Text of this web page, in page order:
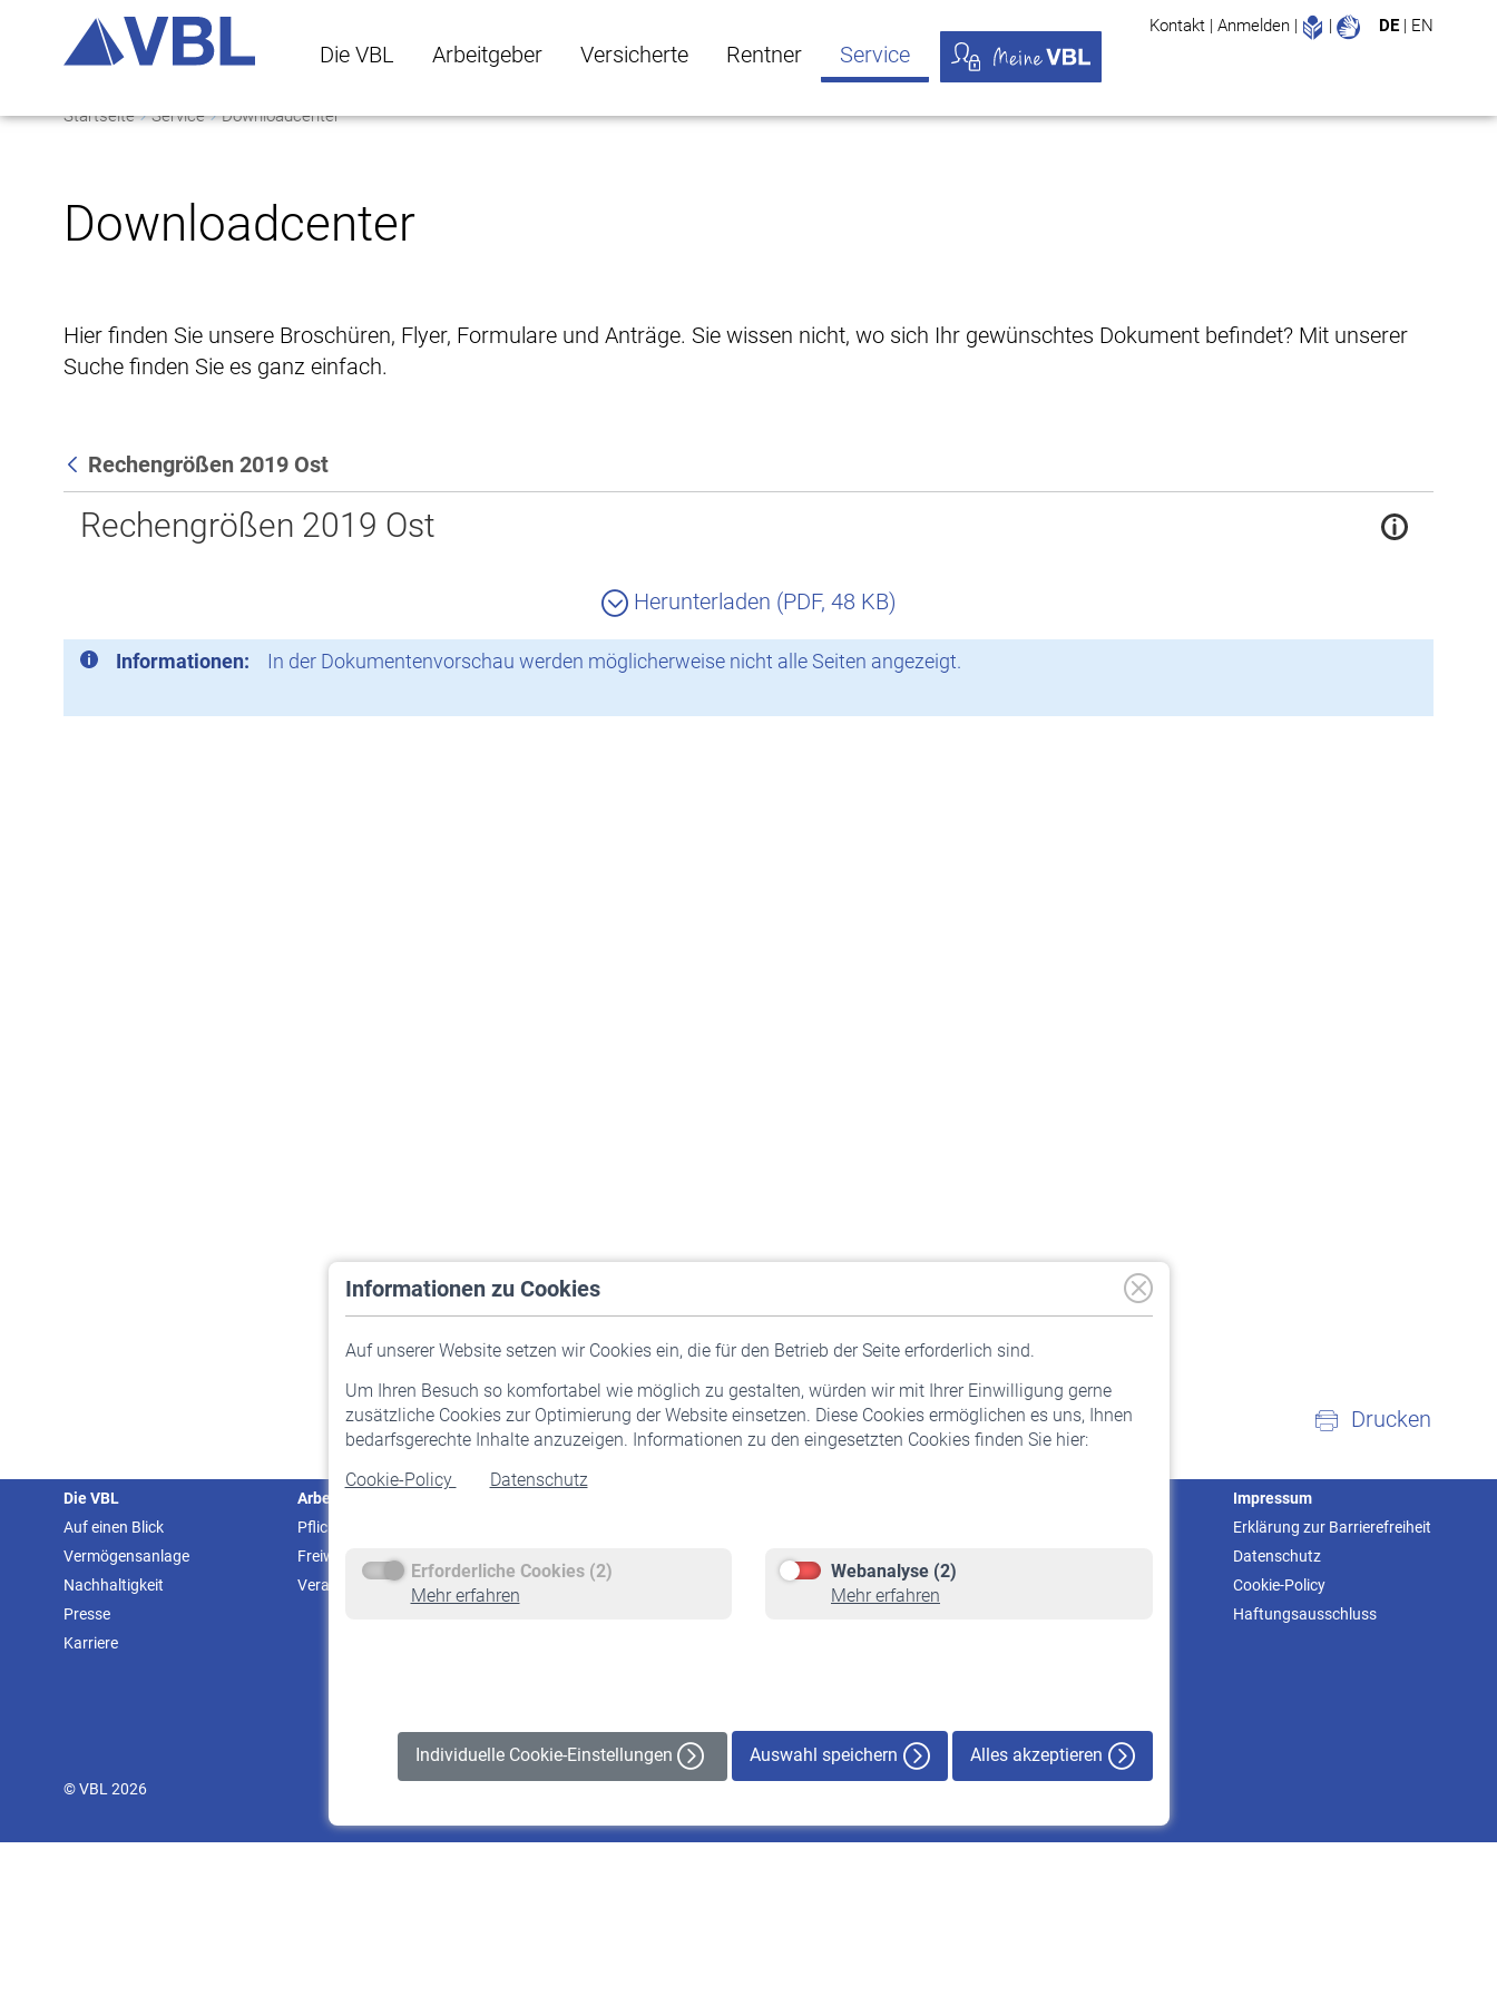
Die VBL Arbeitgeber Versicherte Rentner Service
Kontakt | Anmelden | Leichte Sprache
| DE | EN
Startseite Service Downloadcenter
Downloadcenter
Hier finden Sie unsere Broschüren, Flyer, Formulare und Anträge. Sie wissen nicht, wo sich Ihr gewünschtes Dokument befindet? Mit unserer
Suche finden Sie es ganz einfach.
Zurück
Rechengrößen 2019 Ost
Rechengrößen 2019 Ost
Herunterladen (PDF, 48 KB)
Informationen: In der Dokumentenvorschau werden möglicherweise nicht alle Seiten angezeigt.
Informationen zu Cookies
Auf unserer Website setzen wir Cookies ein, die für den Betrieb der Seite erforderlich sind.
Um Ihren Besuch so komfortabel wie möglich zu gestalten, würden wir mit Ihrer Einwilligung gerne
zusätzliche Cookies zur Optimierung der Website einsetzen. Diese Cookies ermöglichen es uns, Ihnen
bedarfsgerechte Inhalte anzuzeigen. Informationen zu den eingesetzten Cookies finden Sie hier:
Cookie-Policy
Datenschutz
Erforderliche Cookies (2)
Mehr erfahren
Webanalyse (2)
Mehr erfahren
Individuelle Cookie-Einstellungen Auswahl speichern Alles akzeptieren
Drucken
Die VBL
Auf einen Blick
Vermögensanlage
Nachhaltigkeit
Presse
Karriere
Arbeitgeber
Pflichtversicherung
Freiwillige Versicherung
Veranstaltungen
Staatliche Förderung
Rente beantragen
Rentenauszahlung
Impressum
Erklärung zur Barrierefreiheit
Datenschutz
Cookie-Policy
Haftungsausschluss
© VBL 2026